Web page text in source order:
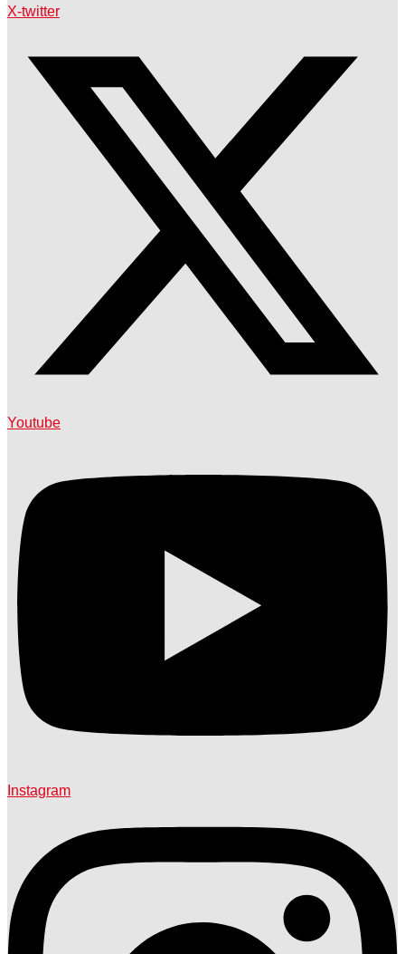
X-twitter
Youtube
Instagram